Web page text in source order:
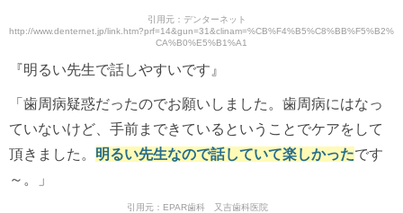
引用元：デンターネット
http://www.denternet.jp/link.htm?prf=14&gun=31&clinam=%CB%F4%B5%C8%BB%F5%B2%
CA%B0%E5%B1%A1
『明るい先生で話しやすいです』
「歯周病疑惑だったのでお願いしました。歯周病にはなっ
ていないけど、手前まできているということでケアをして
頂きました。 明るい先生なので話していて楽しかったです
～。」
引用元：EPAR歯科 又吉歯科医院